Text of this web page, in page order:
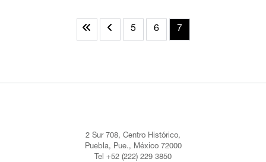
5 6 7
2 Sur 708, Centro Histórico,
Puebla, Pue., México 72000
Tel +52 (222) 229 3850